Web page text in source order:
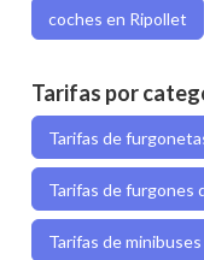
coches en Ripollet
Tarifas por
Tarifas de
Tarifas de furgones
Tarifas de minibuses